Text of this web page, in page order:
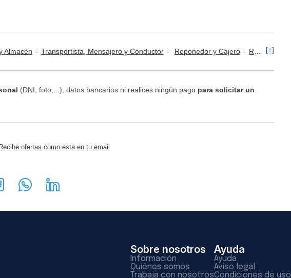
Almacén Transportista, Mensajero y Conductor Reponedor y Cajero Recursos Humanos: Selección de Personal [+]
(DNI, foto,...), datos bancarios ni realices ningún pago para solicitar un
Recibe ofertas como esta en tu email
Sobre nosotros
Información
Quiénes somos
Trabaja con nosotros
Ayuda
Ayuda
Aviso legal
Condiciones de uso